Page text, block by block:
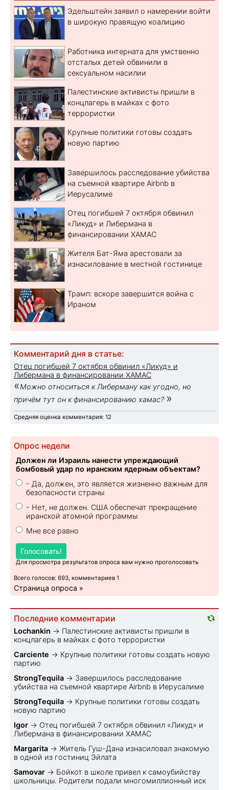
Эдельштейн заявил о намерении войти
в широкую правящую коалицию
Работника интерната для умственно
отсталых детей обвинили в
сексуальном насилии
Палестинские активисты пришли в
концлагерь в майках с фото
террористки
Крупные политики готовы создать
новую партию
Завершилось расследование убийства
на съемной квартире Airbnb в
Иерусалиме
Отец погибшей 7 октября обвинил
«Ликуд» и Либермана в
финансировании ХАМАС
Жителя Бат-Яма арестовали за
изнасилование в местной гостинице
Трамп: вскоре завершится война с
Ираном
Комментарий дня в статье:
Отец погибшей 7 октября обвинил «Ликуд» и
Либермана в финансировании ХАМАС
«Можно относиться к Либерману как угодно, но
причём тут он к финансированию хамас? »
Средняя оценка комментария: 12
Опрос недели
Должен ли Израиль нанести упреждающий
бомбовый удар по иранским ядерным объектам?
- Да, должен, это является жизненно важным для
безопасности страны
- Нет, не должен. США обеспечат прекращение
иранской атомной программы
Мне все равно
Голосовать!
Для просмотра результатов опроса вам нужно проголосовать
Всего голосов: 693, комментариев 1
Страница опроса »
Последние комментарии
Lochankin → Палестинские активисты пришли в
концлагерь в майках с фото террористки
Carciente → Крупные политики готовы создать новую
партию
StrongTequila → Завершилось расследование
убийства на съемной квартире Airbnb в Иерусалиме
StrongTequila → Крупные политики готовы создать
новую партию
Igor → Отец погибшей 7 октября обвинил «Ликуд» и
Либермана в финансировании ХАМАС
Margarita → Житель Гуш-Дана изнасиловал знакомую
в одной из гостиниц Эйлата
Samovar → Бойкот в школе привел к самоубийству
школьницы. Родители подали многомиллионный иск